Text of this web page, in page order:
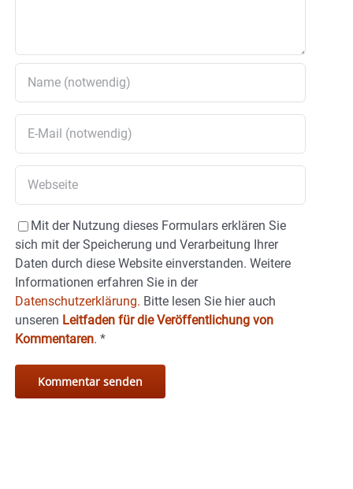
Mit der Nutzung dieses Formulars erklären Sie
sich mit der Speicherung und Verarbeitung Ihrer
Daten durch diese Website einverstanden. Weitere
Informationen erfahren Sie in der
Datenschutzerklärung. Bitte lesen Sie hier auch
unseren Leitfaden für die Veröffentlichung von
Kommentaren. *